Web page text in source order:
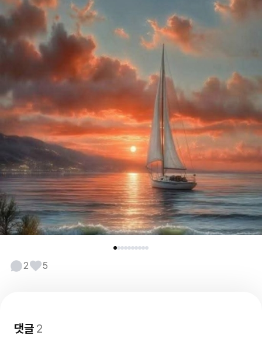
2 5
댓글2